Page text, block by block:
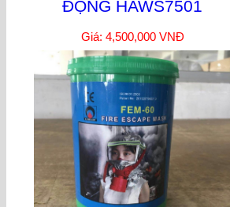
ĐỘNG HAWS7501
Giá: 4,500,000 VNĐ